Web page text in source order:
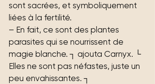
sont sacrées, et symboliquement
liées à la fertilité.
– En fait, ce sont des plantes
parasites qui se nourrissent de
magie blanche. ┐ ajouta Carnyx. └
Elles ne sont pas néfastes, juste un
peu envahissantes. ┐